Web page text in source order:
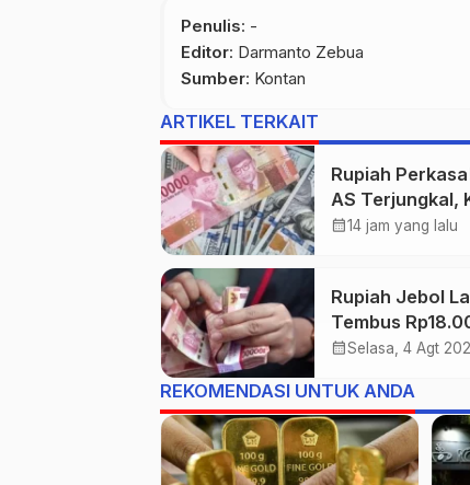
Penulis: -
Editor: Darmanto Zebua
Sumber: Kontan
ARTIKEL TERKAIT
Rupiah
AS Terjungkal,
Ditutup Rp17.933
calendar_month14 jam yang lalu
Rupiah Jebol
Tembus
Dolar AS
calendar_monthSelasa, 4 Agt
REKOMENDASI UNTUK ANDA